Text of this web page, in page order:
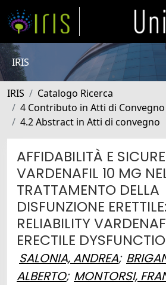
IRIS
IRIS
Catalogo Ricerca
4 Contributo in Atti di
4.2 Abstract in Atti di convegno
AFFIDABILITÀ E
VARDENAFIL 10 MG
TRATTAMENTO DELLA
DISFUNZIONE
RELIABILITY
ERECTILE
SALONIA, ANDREA;
ALBERTO; MONTORSI,